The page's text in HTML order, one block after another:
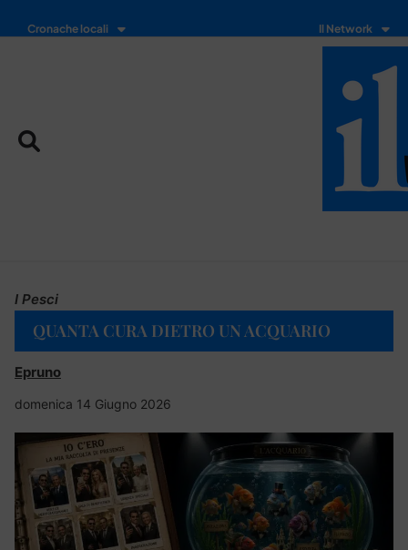
Cronache locali Il Network
I Pesci
QUANTA CURA DIETRO UN ACQUARIO
Epruno
domenica 14 Giugno 2026